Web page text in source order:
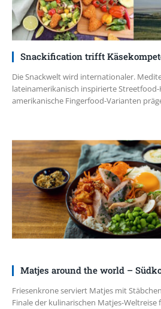
Snackification trifft
Die Snackwelt wird internationaler.
lateinamerikanisch inspirierte
amerikanische Fingerfood-Varianten
Matjes around the world –
Friesenkrone serviert Matjes mit
Finale der kulinarischen Matjes-